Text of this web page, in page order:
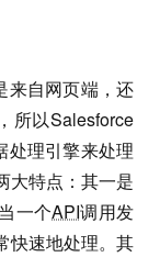
来自网页端，还
所以Salesforce
处理引擎来处理
大特点：其一是
一个API调用发
快速地处理。其